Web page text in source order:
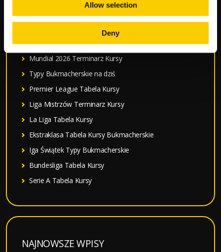
Allow selection
Deny
POPULARNE:
Mecze Polski
Mundial 2026 Terminarz Kursy
Typy Bukmacherskie na dziś
Premier League Tabela Kursy
Liga Mistrzów Terminarz Kursy
La Liga Tabela Kursy
Ekstraklasa Tabela Kursy Bukmacherskie
Iga Świątek Typy Bukmacherskie
Bundesliga Tabela Kursy
Serie A Tabela Kursy
NAJNOWSZE WPISY